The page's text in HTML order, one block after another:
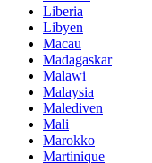
Liberia
Libyen
Macau
Madagaskar
Malawi
Malaysia
Malediven
Mali
Marokko
Martinique